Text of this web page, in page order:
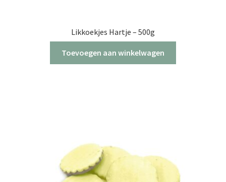
Likkoekjes Hartje – 500g
Toevoegen aan winkelwagen